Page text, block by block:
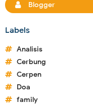
Blogger
Labels
Analisis
Cerbung
Cerpen
Doa
family